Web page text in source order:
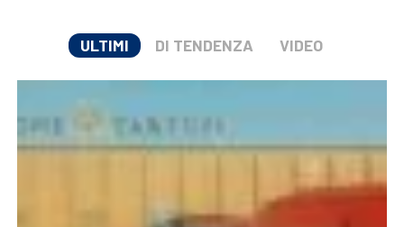
ULTIMI DI TENDENZA VIDEO